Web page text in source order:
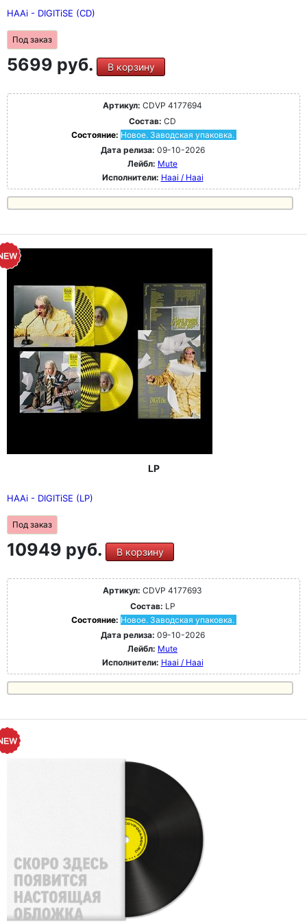
HAAi - DIGITiSE (CD)
Под заказ
5699 руб. В корзину
Артикул: CDVP 4177694
Состав: CD
Состояние: Новое. Заводская упаковка.
Дата релиза: 09-10-2026
Лейбл: Mute
Исполнители: Haai / Haai
LP
HAAi - DIGITiSE (LP)
Под заказ
10949 руб. В корзину
Артикул: CDVP 4177693
Состав: LP
Состояние: Новое. Заводская упаковка.
Дата релиза: 09-10-2026
Лейбл: Mute
Исполнители: Haai / Haai